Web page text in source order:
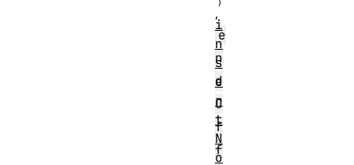
,
e
n
d
O
f
f
i
n
s
e
r
t
N
o